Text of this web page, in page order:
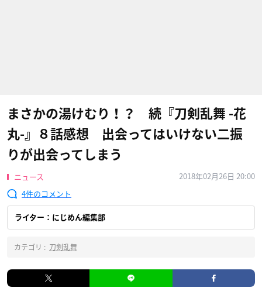
まさかの湯けむり！？ 続『刀剣乱舞 -花
丸-』８話感想 出会ってはいけない二振
りが出会ってしまう
ニュース
2018年02月26日 20:00
4
ライター：にじめん編集部
カテゴリ : 刀剣乱舞